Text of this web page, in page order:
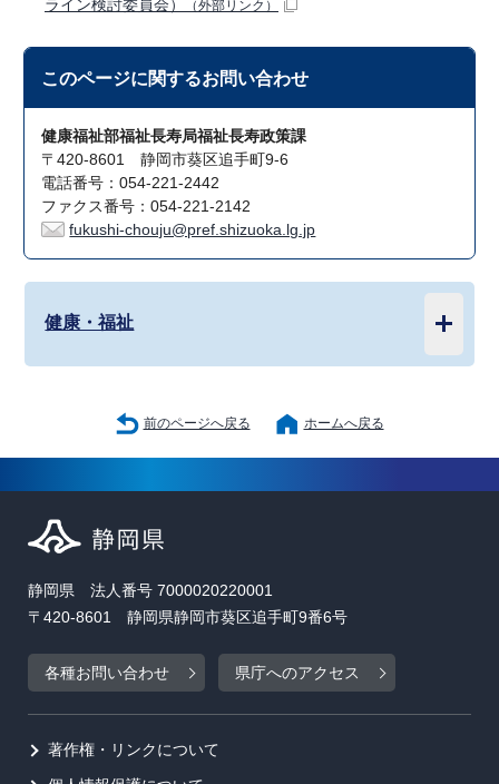
ライン検討委員会）
（外部リンク）
このページに関するお問い合わせ
健康福祉部福祉長寿局福祉長寿政策課
〒420-8601 静岡市葵区追手町9-6
電話番号：054-221-2442
ファクス番号：054-221-2142
fukushi-chouju@pref.shizuoka.lg.jp
健康・福祉
前のページへ戻る ホームへ戻る
静岡県 法人番号 7000020220001
〒420-8601 静岡県静岡市葵区追手町9番6号
各種お問い合わせ 県庁へのアクセス
著作権・リンクについて